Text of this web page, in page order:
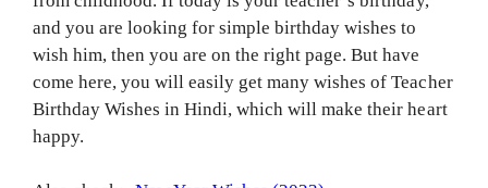
and you are looking for simple birthday wishes to
wish him, then you are on the right page. But have
come here, you will easily get many wishes of Teacher
Birthday Wishes in Hindi, which will make their heart
happy.